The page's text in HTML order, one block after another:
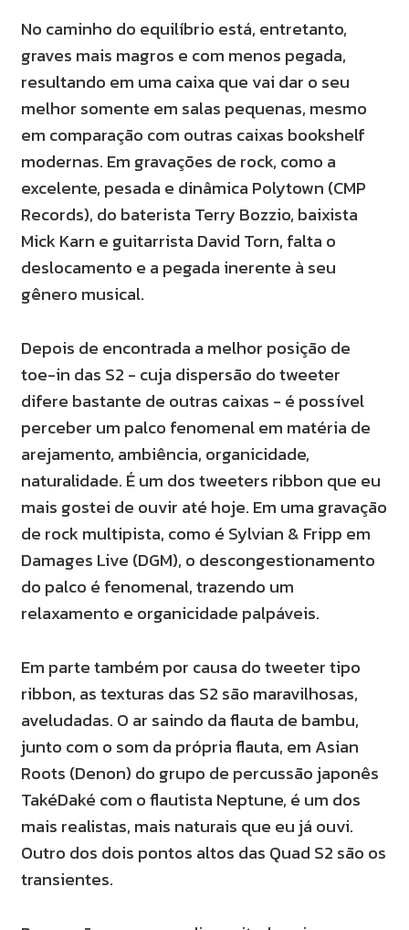
No caminho do equilíbrio está, entretanto,
graves mais magros e com menos pegada,
resultando em uma caixa que vai dar o seu
melhor somente em salas pequenas, mesmo
em comparação com outras caixas bookshelf
modernas. Em gravações de rock, como a
excelente, pesada e dinâmica Polytown (CMP
Records), do baterista Terry Bozzio, baixista
Mick Karn e guitarrista David Torn, falta o
deslocamento e a pegada inerente à seu
gênero musical.
Depois de encontrada a melhor posição de
toe-in das S2 - cuja dispersão do tweeter
difere bastante de outras caixas - é possível
perceber um palco fenomenal em matéria de
arejamento, ambiência, organicidade,
naturalidade. É um dos tweeters ribbon que eu
mais gostei de ouvir até hoje. Em uma gravação
de rock multipista, como é Sylvian & Fripp em
Damages Live (DGM), o descongestionamento
do palco é fenomenal, trazendo um
relaxamento e organicidade palpáveis.
Em parte também por causa do tweeter tipo
ribbon, as texturas das S2 são maravilhosas,
aveludadas. O ar saindo da flauta de bambu,
junto com o som da própria flauta, em Asian
Roots (Denon) do grupo de percussão japonês
TakéDaké com o flautista Neptune, é um dos
mais realistas, mais naturais que eu já ouvi.
Outro dos dois pontos altos das Quad S2 são os
transientes.